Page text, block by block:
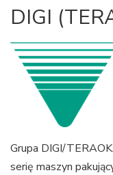
DIGI
Grupa DIGI/
serię maszyn